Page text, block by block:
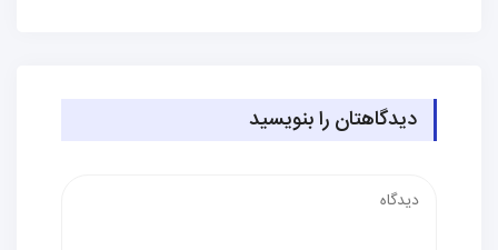
دیدگاهتان را بنویسید